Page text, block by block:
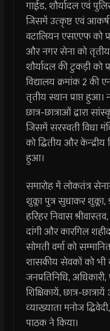
गाईड, शौर्यादल एवं
जिसमें उत्कृष्ट एवं
वटालियन एसएएफ को
और नगर सेना को तृतीय
शौर्यादल की टुकड़ी को
विद्यालय क्रमांक 2 की
तृतीय स्थान प्राप्त
छात्र-छात्राओं द्वारा
जिसमें सरस्वती विधा
को द्धितीय और केन्द्रीय
हुआ।
समारोह में लोकतंत्र
शुक्ला पुत्र सुधाकर शुक्ला,
हरिहर निवास
दांगी और कारगिल
सोमती वर्मा को
शासकीय सेवकों को भी
जनप्रतिनिधि,
शिक्षिकायें, छात्र-
व्याख्याता मनोज
पाठक ने किया।